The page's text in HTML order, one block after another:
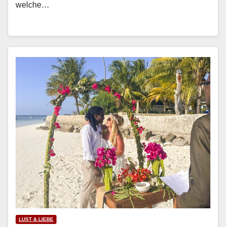
welche…
LUST & LIEBE